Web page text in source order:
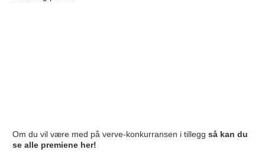
Om du vil være med på verve-konkurransen i tillegg så kan du
se alle premiene her!